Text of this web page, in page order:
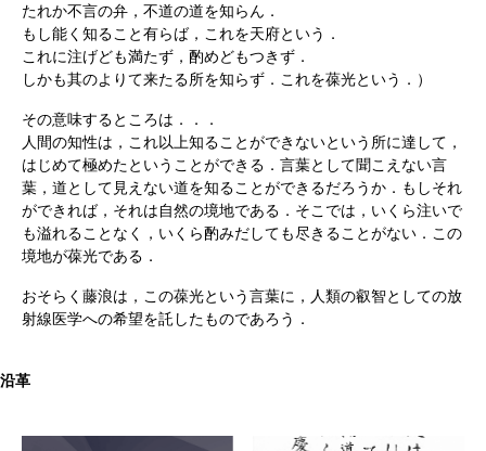
たれか不言の弁，不道の道を知らん．
もし能く知ること有らば，これを天府という．
これに注げども満たず，酌めどもつきず．
しかも其のよりて来たる所を知らず．これを葆光という．）
その意味するところは．．．
人間の知性は，これ以上知ることができないという所に達して，
はじめて極めたということができる．言葉として聞こえない言
葉，道として見えない道を知ることができるだろうか．もしそれ
ができれば，それは自然の境地である．そこでは，いくら注いで
も溢れることなく，いくら酌みだしても尽きることがない．この
境地が葆光である．
おそらく藤浪は，この葆光という言葉に，人類の叡智としての放
射線医学への希望を託したものであろう．
沿革